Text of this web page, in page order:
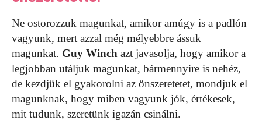
Ne ostorozzuk magunkat, amikor amúgy is a padlón
vagyunk, mert azzal még mélyebbre ássuk
magunkat. Guy Winch azt javasolja, hogy amikor a
legjobban utáljuk magunkat, bármennyire is nehéz,
de kezdjük el gyakorolni az önszeretetet, mondjuk el
magunknak, hogy miben vagyunk jók, értékesek,
mit tudunk, szeretünk igazán csinálni.